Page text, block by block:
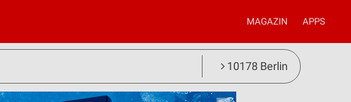
MAGAZIN APPS
10178 Berlin